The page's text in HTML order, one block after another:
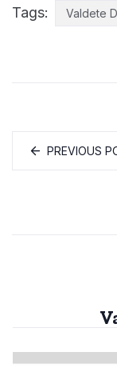
Tags: Valdete
PREVIOUS